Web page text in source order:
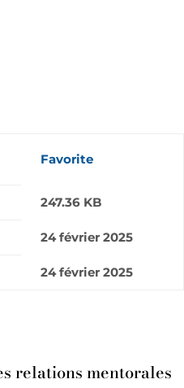
Favorite
247.36 KB
24 février 2025
24 février 2025
relations mentorales